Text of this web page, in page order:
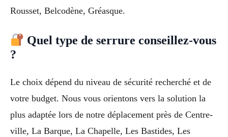
Rousset, Belcodène, Gréasque.
Quel type de serrure conseillez-vous
?
Le choix dépend du niveau de sécurité recherché et de
votre budget. Nous vous orientons vers la solution la
plus adaptée lors de notre déplacement près de Centre-
ville, La Barque, La Chapelle, Les Bastides, Les